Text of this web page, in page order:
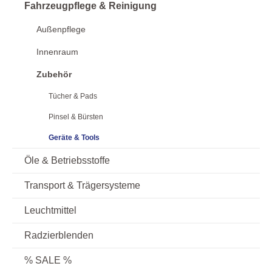
Fahrzeugpflege & Reinigung
Außenpflege
Innenraum
Zubehör
Tücher & Pads
Pinsel & Bürsten
Geräte & Tools
Öle & Betriebsstoffe
Transport & Trägersysteme
Leuchtmittel
Radzierblenden
% SALE %